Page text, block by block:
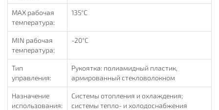
MAX рабочая
температура:
135°С
MIN рабочая
температура:
-20°C
Тип
управления:
Рукоятка: полиамидный пластик,
армированный стекловолокном
Назначение
использования:
Системы отопления и охлаждения;
системы тепло- и холодоснабжения